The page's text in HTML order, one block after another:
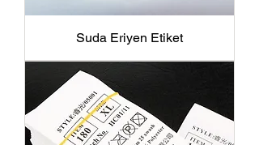
Suda Eriyen Etiket